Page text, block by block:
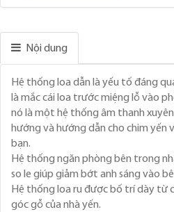
Nội dung
Hệ thống loa dẫn là yếu tố đáng
là mắc cái loa trước miệng lỗ vào
nó là một hệ thống âm thanh
hướng và hướng dẫn cho chim yến
bạn.
Hệ thống ngăn phòng bên trong
so le giúp giảm bớt anh sáng vào
Hệ thống loa ru được bố trí dày từ
góc gỗ của nhà yến.